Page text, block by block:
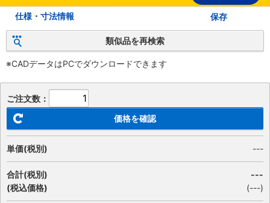
仕様・寸法情報 保存
類似品を再検索
※CADデータはPCでダウンロードできます
ご注文数：
価格を確認
単価(税別) ---
合計(税別)
(税込価格)
---
(---)